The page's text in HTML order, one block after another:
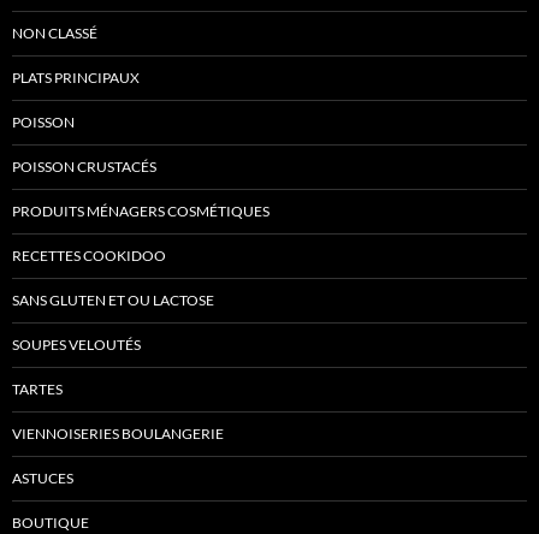
NON CLASSÉ
PLATS PRINCIPAUX
POISSON
POISSON CRUSTACÉS
PRODUITS MÉNAGERS COSMÉTIQUES
RECETTES COOKIDOO
SANS GLUTEN ET OU LACTOSE
SOUPES VELOUTÉS
TARTES
VIENNOISERIES BOULANGERIE
ASTUCES
BOUTIQUE